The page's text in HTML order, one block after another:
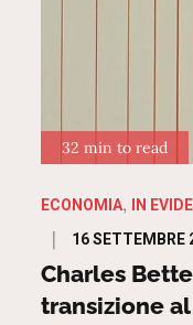
32 min to read
ECONOMIA IN
Posted
on
16 SETTEMBRE
Charles
transizione